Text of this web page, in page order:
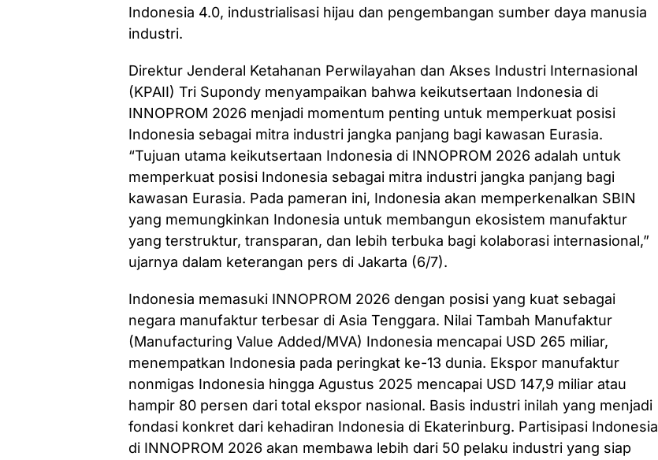
Indonesia 4.0, industrialisasi hijau dan pengembangan sumber daya manusia
industri.
Direktur Jenderal Ketahanan Perwilayahan dan Akses Industri Internasional
(KPAII) Tri Supondy menyampaikan bahwa keikutsertaan Indonesia di
INNOPROM 2026 menjadi momentum penting untuk memperkuat posisi
Indonesia sebagai mitra industri jangka panjang bagi kawasan Eurasia.
“Tujuan utama keikutsertaan Indonesia di INNOPROM 2026 adalah untuk
memperkuat posisi Indonesia sebagai mitra industri jangka panjang bagi
kawasan Eurasia. Pada pameran ini, Indonesia akan memperkenalkan SBIN
yang memungkinkan Indonesia untuk membangun ekosistem manufaktur
yang terstruktur, transparan, dan lebih terbuka bagi kolaborasi internasional,”
ujarnya dalam keterangan pers di Jakarta (6/7).
Indonesia memasuki INNOPROM 2026 dengan posisi yang kuat sebagai
negara manufaktur terbesar di Asia Tenggara. Nilai Tambah Manufaktur
(Manufacturing Value Added/MVA) Indonesia mencapai USD 265 miliar,
menempatkan Indonesia pada peringkat ke-13 dunia. Ekspor manufaktur
nonmigas Indonesia hingga Agustus 2025 mencapai USD 147,9 miliar atau
hampir 80 persen dari total ekspor nasional. Basis industri inilah yang menjadi
fondasi konkret dari kehadiran Indonesia di Ekaterinburg. Partisipasi Indonesia
di INNOPROM 2026 akan membawa lebih dari 50 pelaku industri yang siap